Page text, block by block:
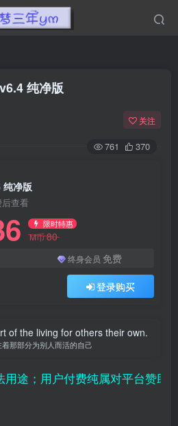
纯净版
关注
761 370
纯净版
查看
限时特惠
M币80
终身会员 免费
登录购买
of the living for others their own.
那部分为别人而活的自己
；用户付费纯属对平台赞助行